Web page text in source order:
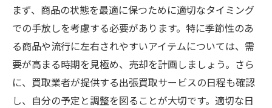
まず、商品の状態を最適に保つために適切なタイミング
での手放しを考慮する必要があります。特に季節性のあ
る商品や流行に左右されやすいアイテムについては、需
要が高まる時期を見極め、売却を計画しましょう。さら
に、買取業者が提供する出張買取サービスの日程も確認
し、自分の予定と調整を図ることが大切です。適切な日